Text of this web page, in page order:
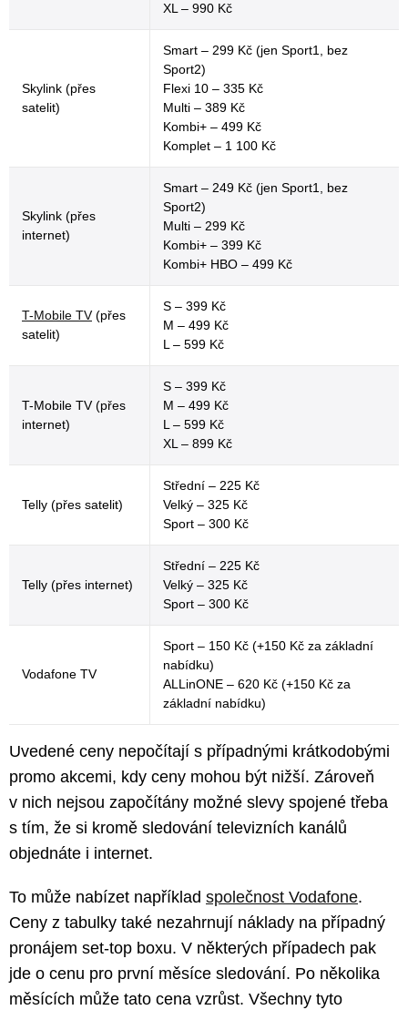
XL – 990 Kč
Skylink (přes
satelit)
Smart – 299 Kč (jen Sport1, bez
Sport2)
Flexi 10 – 335 Kč
Multi – 389 Kč
Kombi+ – 499 Kč
Komplet – 1 100 Kč
Skylink (přes
internet)
Smart – 249 Kč (jen Sport1, bez
Sport2)
Multi – 299 Kč
Kombi+ – 399 Kč
Kombi+ HBO – 499 Kč
T-Mobile TV(přes
satelit)
S – 399 Kč
M – 499 Kč
L – 599 Kč
T-Mobile TV (přes
internet)
S – 399 Kč
M – 499 Kč
L – 599 Kč
XL – 899 Kč
Telly (přes satelit)
Střední – 225 Kč
Velký – 325 Kč
Sport – 300 Kč
Telly (přes internet)
Střední – 225 Kč
Velký – 325 Kč
Sport – 300 Kč
Vodafone TV
Sport – 150 Kč (+150 Kč za základní
nabídku)
ALLinONE – 620 Kč (+150 Kč za
základní nabídku)
Uvedené ceny nepočítají s případnými krátkodobými
promo akcemi, kdy ceny mohou být nižší. Zároveň
v nich nejsou započítány možné slevy spojené třeba
s tím, že si kromě sledování televizních kanálů
objednáte i internet.
To může nabízet například společnost Vodafone.
Ceny z tabulky také nezahrnují náklady na případný
pronájem set-top boxu. V některých případech pak
jde o cenu pro první měsíce sledování. Po několika
měsících může tato cena vzrůst. Všechny tyto